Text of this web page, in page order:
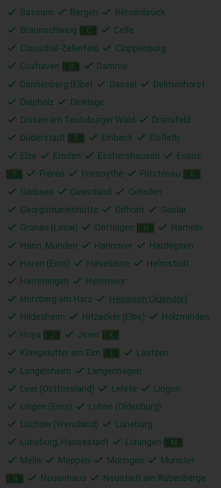
Bassum
Bergen
Bersenbrück
Braunschweig
C
Celle
Clausthal-Zellerfeld
Cloppenburg
Cuxhaven
D
Damme
Dannenberg (Elbe)
Dassel
Delmenhorst
Diepholz
Dinklage
Dissen am Teutoburger Wald
Dransfeld
Duderstadt
E Einbeck
Elsfleth
Elze
Emden Eschershausen Esens
F Freren Friesoythe Fürstenau G
Garbsen Geestland
Gehrden
Georgsmarienhütte
Gifhorn
Goslar
Gronau (Leine)
Göttingen H
Hameln
Hann. Münden
Hannover
Hardegsen
Haren (Ems)
Haselünne
Helmstedt
Hemmingen
Hemmoor
Herzberg am Harz
Hessisch Oldendorf
Hildesheim
Hitzacker (Elbe)
Holzminden
Hoya
J Jever K
Königslutter am Elm
Laatzen
Langelsheim
Langenhagen
Leer (Ostfriesland)
Lehrte
Lingen
Lingen (Ems)
Lohne (Oldenburg)
Lüchow (Wendland)
Lüneburg
Lüneburg, Hansestadt
Löningen M
Melle Meppen Moringen Munster
N Neuenhaus Neustadt am Rübenberge